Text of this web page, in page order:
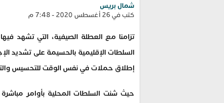
شمال بريس
كتب في 26 أغسطس 2020 - 7:48 م
تزامنا مع العطلة الصيفية، التي تشهد
السلطات الإقليمية بالحسيمة على تشديد
إطلاق حملات في نفس الوقت للتحسيس
حيث شنت السلطات المحلية بأوامر